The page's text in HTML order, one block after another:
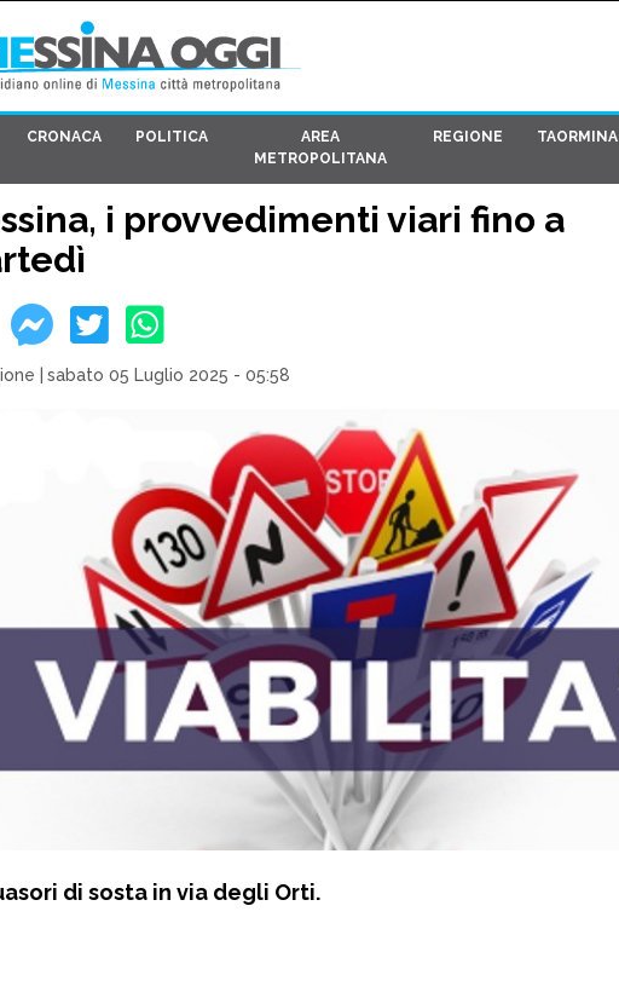
CRONACA POLITICA
AREA
METROPOLITANA
REGIONE TAORMINA
i provvedimenti viari fino a
sabato 05 Luglio 2025 - 05:58
di sosta in via degli Orti.